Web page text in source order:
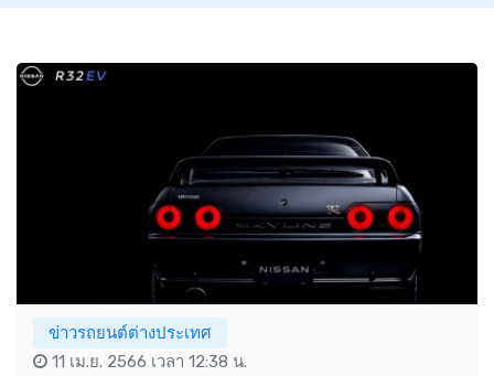
ข่าวรถยนต์ต่างประเทศ
11 เม.ย. 2566 เวลา 12:38 น.